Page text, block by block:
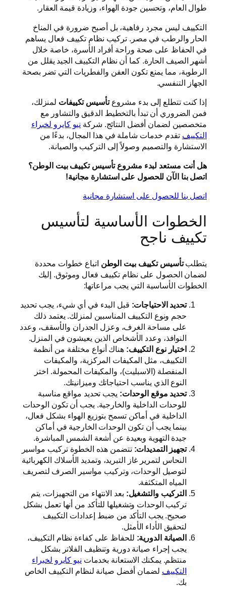
طوال العام، وتحسين جودة الهواء، وزيادة قيمة العقار.
التكييف ليس مجرد رفاهية، بل أصبح ضرورة في المناخ
الحار والرطب في مصر. تركيب نظام تكييف فعال يساهم
في الحفاظ على صحة وراحة أفراد الأسرة، خاصة خلال
أشهر الصيف الحارة. كما أن نظام التكييف الجيد يقلل من
الرطوبة، مما يمنع تكون العفن والفطريات التي تضر بصحة
الجهاز التنفسي.
إذا كنت تتطلع إلى بدء مشروعتأسيس تكييفات لمنزلك،
فمن الضروري أن تبدأ بالتخطيط الدقيق والتشاور مع
متخصصين لضمان أفضل النتائج. شركة نيو كايرو لخبراء
التكييف تقدم خدمات شاملة في هذا المجال، بدءًا من
الاستشارة والتصميم وصولاً إلى التركيب والصيانة.
هل أنت مستعد لبدء مشروع تأسيس تكييف بيت الوطن؟
اتصل بنا الآن للحصول على استشارة مجانية!
اتصل بنا للحصول على استشارة مجانية
الخطوات الأساسية لتأسيس
تكييف ناجح
يتطلبتأسيس تكييف بيت الوطن اتباع خطوات محددة
لضمان الحصول على نظام تكييف فعال وموثوق. إليك
الخطوات الأساسية التي يجب مراعاتها:
تحديد الاحتياجات: قبل البدء في أي شيء، يجب تحديد
حجم ونوع التكييف المناسبين لمنزلك. يعتمد ذلك
على مساحة الغرف، وعزل الجدران والأسقف، وعدد
النوافذ، وعدد الأشخاص الذين يعيشون في المنزل.
اختيار نوع التكييف: هناك أنواع مختلفة من أنظمة
التكييف، مثل المكيفات المركزية، والمكيفات
المنفصلة (الاسبليت)، والمكيفات المحمولة. اختر
النوع الذي يناسب احتياجاتك وميزانيتك.
تحديد موقع الوحدات: يجب تحديد مواقع مناسبة
للوحدات الداخلية والخارجية. يجب أن تكون الوحدات
الداخلية في أماكن تسمح بتوزيع الهواء بشكل فعال،
بينما يجب أن تكون الوحدات الخارجية في أماكن
جيدة التهوية وبعيدة عن أشعة الشمس المباشرة.
تجهيز التمديدات: تتضمن هذه الخطوة تركيب مواسير
النحاس لتمرير غاز التبريد، وتمديد الأسلاك الكهربائية
لتوصيل الوحدات، وتركيب مواسير الصرف لتصريف
المياه المتكثفة.
التركيب والتشغيل: بعد الانتهاء من التجهيزات، يتم
تركيب الوحدات وتشغيلها للتأكد من أنها تعمل بشكل
صحيح. يجب التأكد من ضبط إعدادات التكييف
لتحقيق الأداء الأمثل.
الصيانة الدورية: للحفاظ على كفاءة نظام التكييف،
يجب إجراء صيانة دورية وتنظيف الفلاتر بشكل
منتظم. يمكنك الاستعانة بخدمات نيو كايرو لخبراء
التكييف لضمان أفضل صيانة لنظام التكييف الخاص
بك.